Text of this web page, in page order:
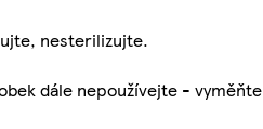
nesterilizujte.
dále nepoužívejte - vyměňte